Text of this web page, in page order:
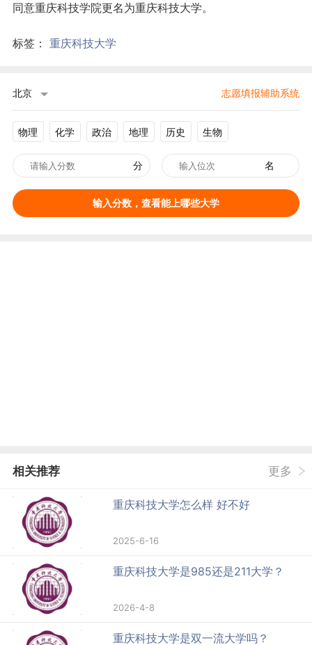
同意重庆科技学院更名为重庆科技大学。
标签： 重庆科技大学
北京 志愿填报辅助系统
物理 化学 政治 地理 历史 生物
分 名
输入分数，查看能上哪些大学
相关推荐 更多
重庆科技大学怎么样 好不好
2025-6-16
重庆科技大学是985还是211大学？
2026-4-8
重庆科技大学是双一流大学吗？